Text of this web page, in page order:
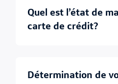
quel est l’état de ma demande de
carte de crédit?
détermination de votre limite de